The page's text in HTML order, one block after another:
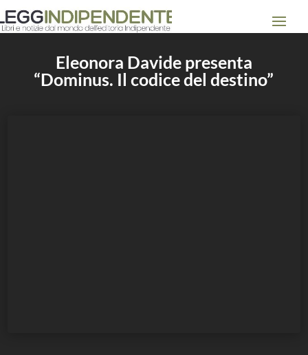
Eleonora Davide presenta
“Dominus. Il codice del destino”